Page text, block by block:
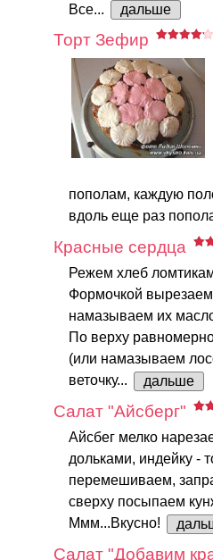
Все...
дальше
Торт Зефир
пополам, каждую
вдоль еще раз
Красные сердца
Режем хлеб
Формочкой вырезаем
намазываем их
По верху
(или намазываем
веточку...
дальше
Салат "Айсберг"
Айсбег мелко
дольками, индейку -
перемешиваем,
сверху посыпаем
Ммм...Вкусно!
Салат "Добавим